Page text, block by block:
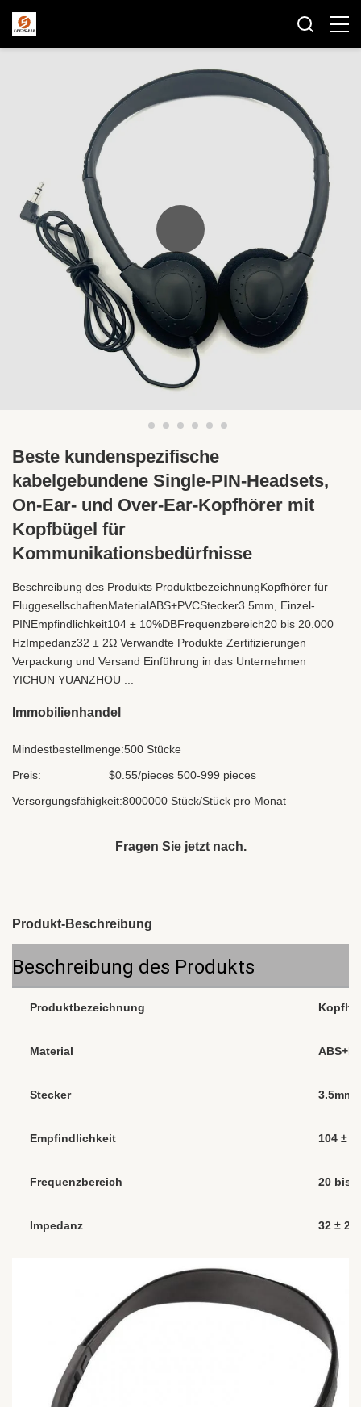
Beste kundenspezifische
kabelgebundene Single-PIN-Headsets,
On-Ear- und Over-Ear-Kopfhörer mit
Kopfbügel für
Kommunikationsbedürfnisse
Beschreibung des Produkts ProduktbezeichnungKopfhörer für
FluggesellschaftenMaterialABS+PVCStecker3.5mm, Einzel-
PINEmpfindlichkeit104 ± 10%DBFrequenzbereich20 bis 20.000
HzImpedanz32 ± 2Ω Verwandte Produkte Zertifizierungen
Verpackung und Versand Einführung in das Unternehmen
YICHUN YUANZHOU ...
Immobilienhandel
Mindestbestellmenge:500 Stücke
Preis:
$0.55/pieces 500-999 pieces
Versorgungsfähigkeit:8000000 Stück/Stück pro Monat
Fragen Sie jetzt nach.
Produkt-Beschreibung
Beschreibung des Produkts
Produktbezeichnung
Material
Stecker 3.5mm,
Empfindlichkeit 104 ±
Frequenzbereich 20 bis
Impedanz 32 ± 2Ω